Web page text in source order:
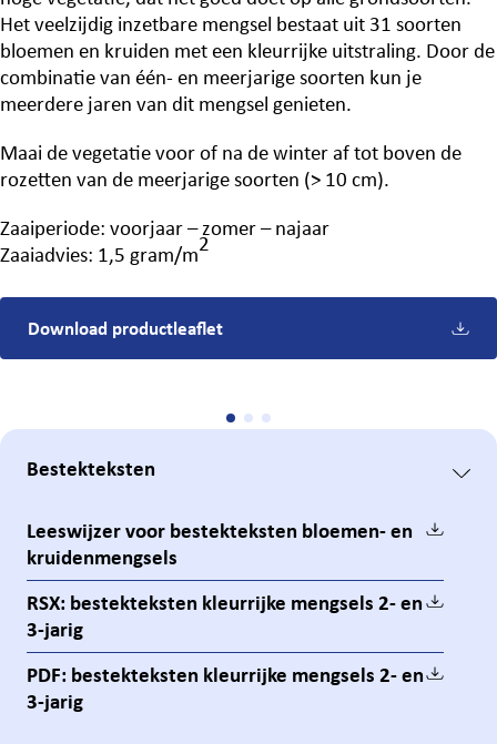
Het veelzijdig inzetbare mengsel bestaat uit 31 soorten
bloemen en kruiden met een kleurrijke uitstraling. Door de
combinatie van één- en meerjarige soorten kun je
meerdere jaren van dit mengsel genieten.
Maai de vegetatie voor of na de winter af tot boven de
rozetten van de meerjarige soorten (> 10 cm).
Zaaiperiode: voorjaar – zomer – najaar
Zaaiadvies: 1,5 gram/m2
Download productleaflet
Bestekteksten
Leeswijzer voor bestekteksten bloemen- en
kruidenmengsels
RSX: bestekteksten kleurrijke mengsels 2- en
3-jarig
PDF: bestekteksten kleurrijke mengsels 2- en
3-jarig